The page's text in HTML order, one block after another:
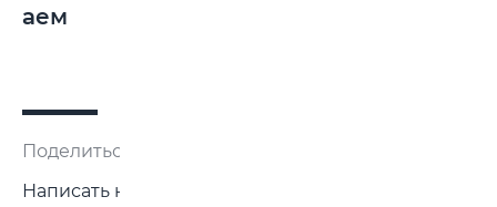
аем
Поделиться:
Написать нам